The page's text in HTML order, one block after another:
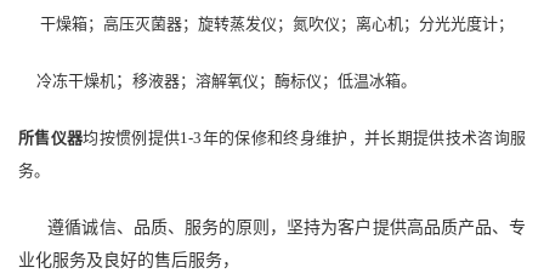
干燥箱；高压灭菌器；旋转蒸发仪；氮吹仪；离心机；分光光度计；
冷冻干燥机； 移液器；溶解氧仪；酶标仪；低温冰箱。
所售仪器均按惯例提供1-3年的保修和终身维护，并长期提供技术咨询服
务。
遵循诚信、品质、服务的原则，坚持为客户提供高品质产品、专
业化服务及良好的售后服务，